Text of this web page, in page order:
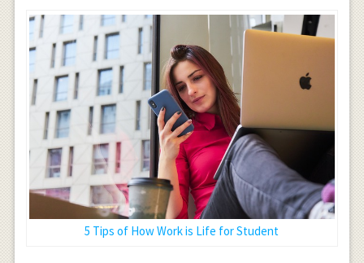
5 Tips of How Work is Life for Student